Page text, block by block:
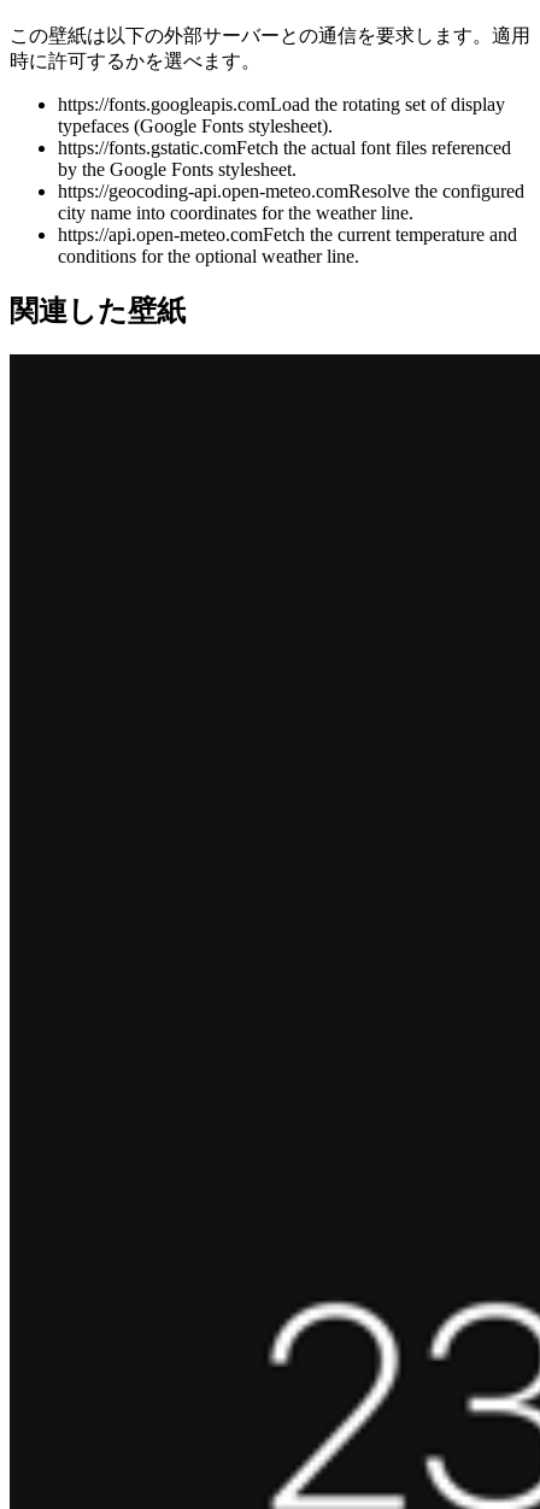
この壁紙は以下の外部サーバーとの通信を要求します。適用
時に許可するかを選べます。
https://fonts.googleapis.comLoad the rotating set of display
typefaces (Google Fonts stylesheet).
https://fonts.gstatic.comFetch the actual font files referenced
by the Google Fonts stylesheet.
https://geocoding-api.open-meteo.comResolve the configured
city name into coordinates for the weather line.
https://api.open-meteo.comFetch the current temperature and
conditions for the optional weather line.
関連した壁紙